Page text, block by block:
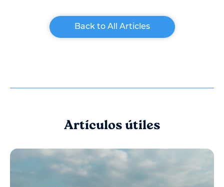
Back to All Articles
Artículos útiles